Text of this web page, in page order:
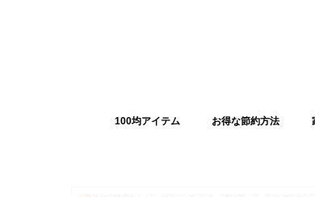
100均アイテム お得な節約方法